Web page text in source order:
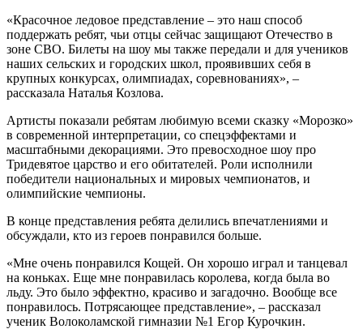
«Красочное ледовое представление – это наш способ
поддержать ребят, чьи отцы сейчас защищают Отечество в
зоне СВО. Билеты на шоу мы также передали и для учеников
наших сельских и городских школ, проявивших себя в
крупных конкурсах, олимпиадах, соревнованиях», –
рассказала Наталья Козлова.
Артисты показали ребятам любимую всеми сказку «Морозко»
в современной интерпретации, со спецэффектами и
масштабными декорациями. Это превосходное шоу про
Тридевятое царство и его обитателей. Роли исполнили
победители национальных и мировых чемпионатов, и
олимпийские чемпионы.
В конце представления ребята делились впечатлениями и
обсуждали, кто из героев понравился больше.
«Мне очень понравился Кощей. Он хорошо играл и танцевал
на коньках. Еще мне понравилась королева, когда была во
льду. Это было эффектно, красиво и загадочно. Вообще все
понравилось. Потрясающее представление», – рассказал
ученик Волоколамской гимназии №1 Егор Курочкин.